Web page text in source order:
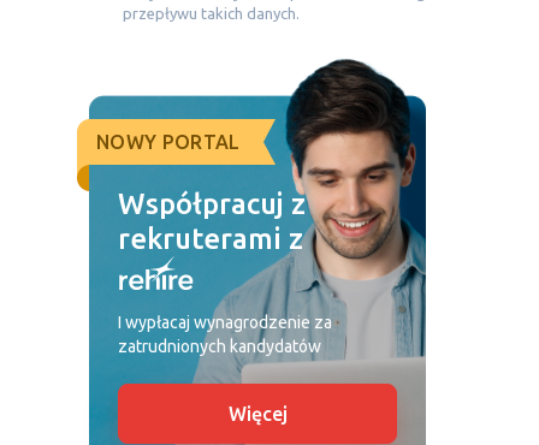
przepływu takich danych.
NOWY PORTAL
Współpracuj z
rekruterami z
I wypłacaj wynagrodzenie za
zatrudnionych kandydatów
Więcej